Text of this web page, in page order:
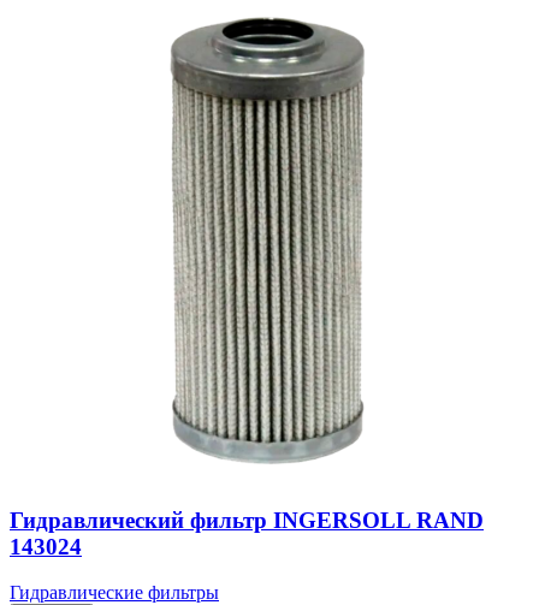
Гидравлический фильтр INGERSOLL RAND
143024
Гидравлические фильтры